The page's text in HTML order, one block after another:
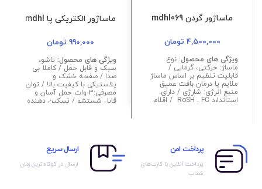
ماساژور گردن mdhl069
4,500,000 تومان
ویژگی های محصول: نوع
ماساژ: حرکتی، گرمایی /
قابلیت تنظیم بر اساس ماساژ
ملایم یا درمان بافت عمیق
منبع انرژی: شارژی / دارای
استاندارد RoSH , FC / اقلام
ماساژور الکتریکی پا mdhl
990,000 تومان
ویژگی های محصول: تاشو،
سبک و قابل حمل / کاملا بی
صدا / صفحه خشک و
پلاستیکی با کیفیت بالا / توان
مصرفی:3 وات حمل آسان و
قابل شستشو / تسکین دهنده
پرداخت امن
پرداخت آنلاین با کارت‌های
شتاب
ارسال سریع
ارسال در کوتاه‌ترین زمان